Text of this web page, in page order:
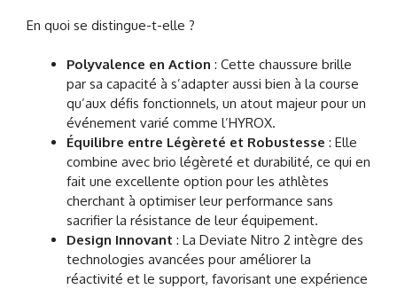
En quoi se distingue-t-elle ?
Polyvalence en Action : Cette chaussure brille
par sa capacité à s’adapter aussi bien à la course
qu’aux défis fonctionnels, un atout majeur pour un
événement varié comme l’HYROX.
Équilibre entre Légèreté et Robustesse : Elle
combine avec brio légèreté et durabilité, ce qui en
fait une excellente option pour les athlètes
cherchant à optimiser leur performance sans
sacrifier la résistance de leur équipement.
Design Innovant : La Deviate Nitro 2 intègre des
technologies avancées pour améliorer la
réactivité et le support, favorisant une expérience